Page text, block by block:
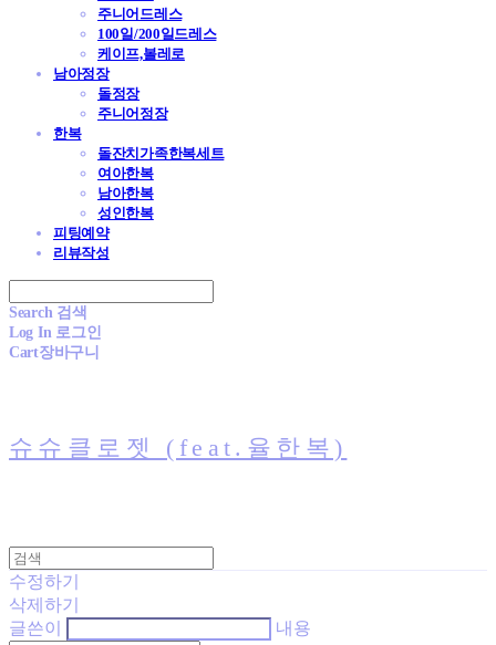
주니어드레스
100일/200일드레스
케이프,볼레로
남아정장
돌정장
주니어정장
한복
돌잔치가족한복세트
여아한복
남아한복
성인한복
피팅예약
리뷰작성
Search 검색
Log In 로그인
Cart장바구니
슈슈클로젯 (feat.율한복)
수정하기
삭제하기
글쓴이
내용